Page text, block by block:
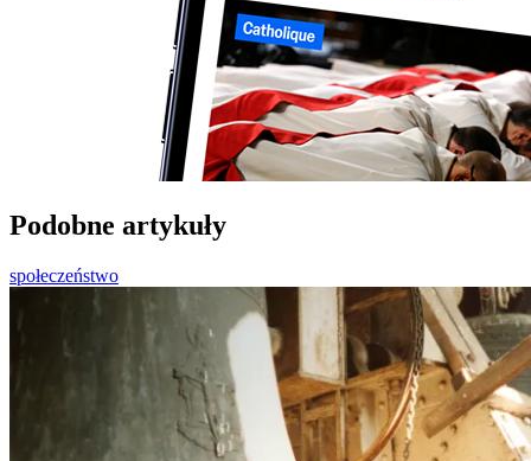
Podobne artykuły
społeczeństwo